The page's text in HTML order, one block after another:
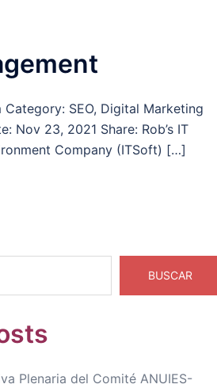
Category: SEO, Digital Marketing
Nov 23, 2021 Share: Rob’s IT
Company (ITSoft) […]
BUSCAR
Plenaria del Comité ANUIES-